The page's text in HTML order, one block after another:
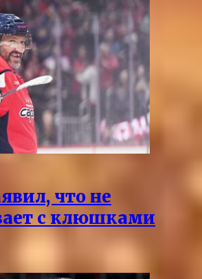
что не
с клюшками